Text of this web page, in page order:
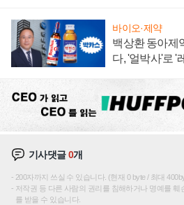
바이오·제약
백상환 동아제
다, '얼박사'로 '
기사댓글0개
200자까지 쓰실 수 있습니다. (현재 0 byte / 최대
저작권 등 다른 사람의 권리를 침해하거나 명예를 훼
를 받을 수 있습니다.